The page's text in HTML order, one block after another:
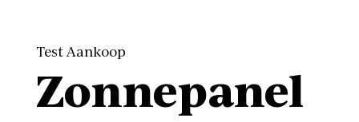
Test Aankoop
Zonnepanel